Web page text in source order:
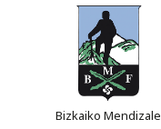
Bizkaiko Mendizale